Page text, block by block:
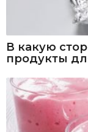
В какую
продукты